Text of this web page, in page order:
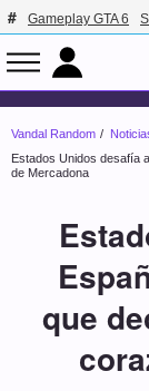
Gameplay GTA 6
Vandal Random
Estados Unidos desafía
de Mercadona
que